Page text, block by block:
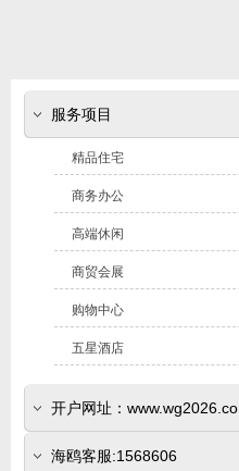
服务项目
精品住宅
商务办公
高端休闲
商贸会展
购物中心
五星酒店
开户网址：www.wg2026.co
(www.sr800.com)
海鸥客服:1568606